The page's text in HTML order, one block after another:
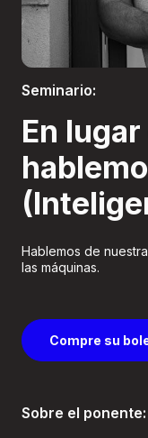
Seminario:
En
Hablemos de
las máquinas.
Compre su
Sobre el ponente: